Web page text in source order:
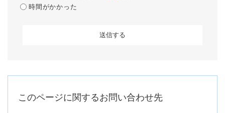
時間がかかった
このページに関するお問い合わせ先